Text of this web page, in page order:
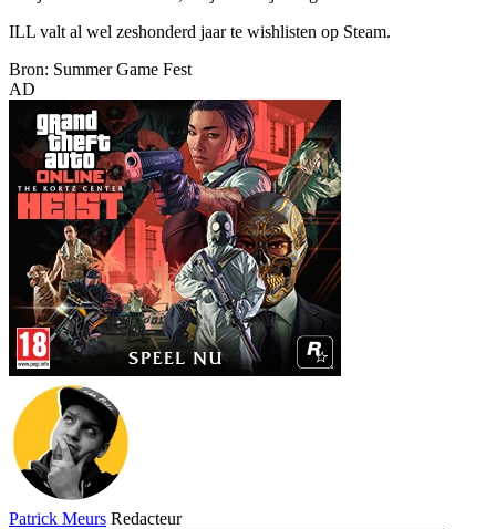
ILL valt al wel zeshonderd jaar te wishlisten op Steam.
Bron: Summer Game Fest
AD
Patrick Meurs Redacteur